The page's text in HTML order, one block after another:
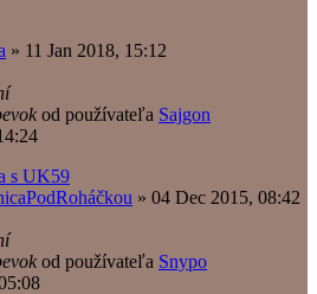
» 11 Jan 2018, 15:12
od používateľa Sajgon
s UK59
» 04 Dec 2015, 08:42
od používateľa Snypo